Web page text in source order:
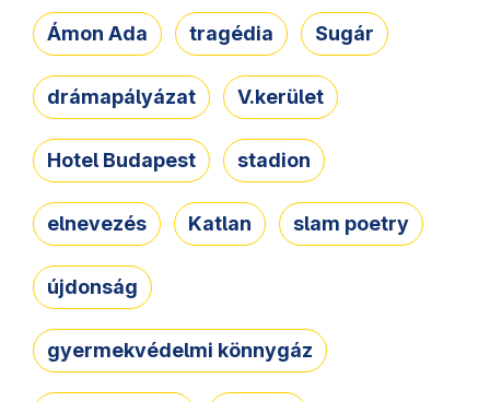
Ámon Ada tragédia Sugár
drámapályázat V.kerület
Hotel Budapest stadion
elnevezés Katlan slam poetry
újdonság
gyermekvédelmi könnygáz